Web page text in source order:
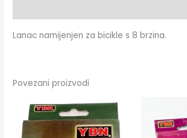
Lanac namijenjen za bicikle s 8 brzina.
Povezani proizvodi